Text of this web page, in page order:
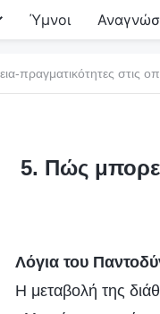
Ύμνοι
πραγματικότητες στις
5. Πώς
Λόγια του
Η μεταβολή της